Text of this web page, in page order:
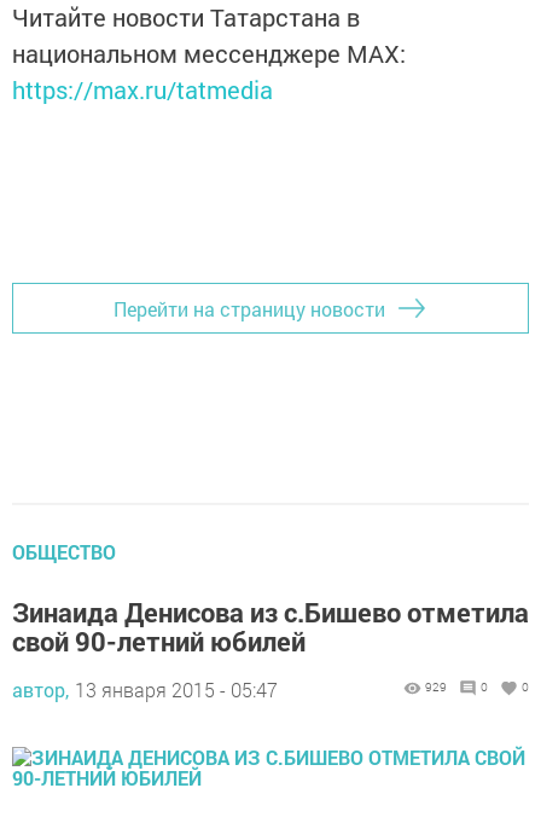
Читайте новости Татарстана в
национальном мессенджере MАХ:
https://max.ru/tatmedia
Перейти на страницу новости
ОБЩЕСТВО
Зинаида Денисова из с.Бишево отметила
свой 90-летний юбилей
автор, 13 января 2015 - 05:47 929 0 0